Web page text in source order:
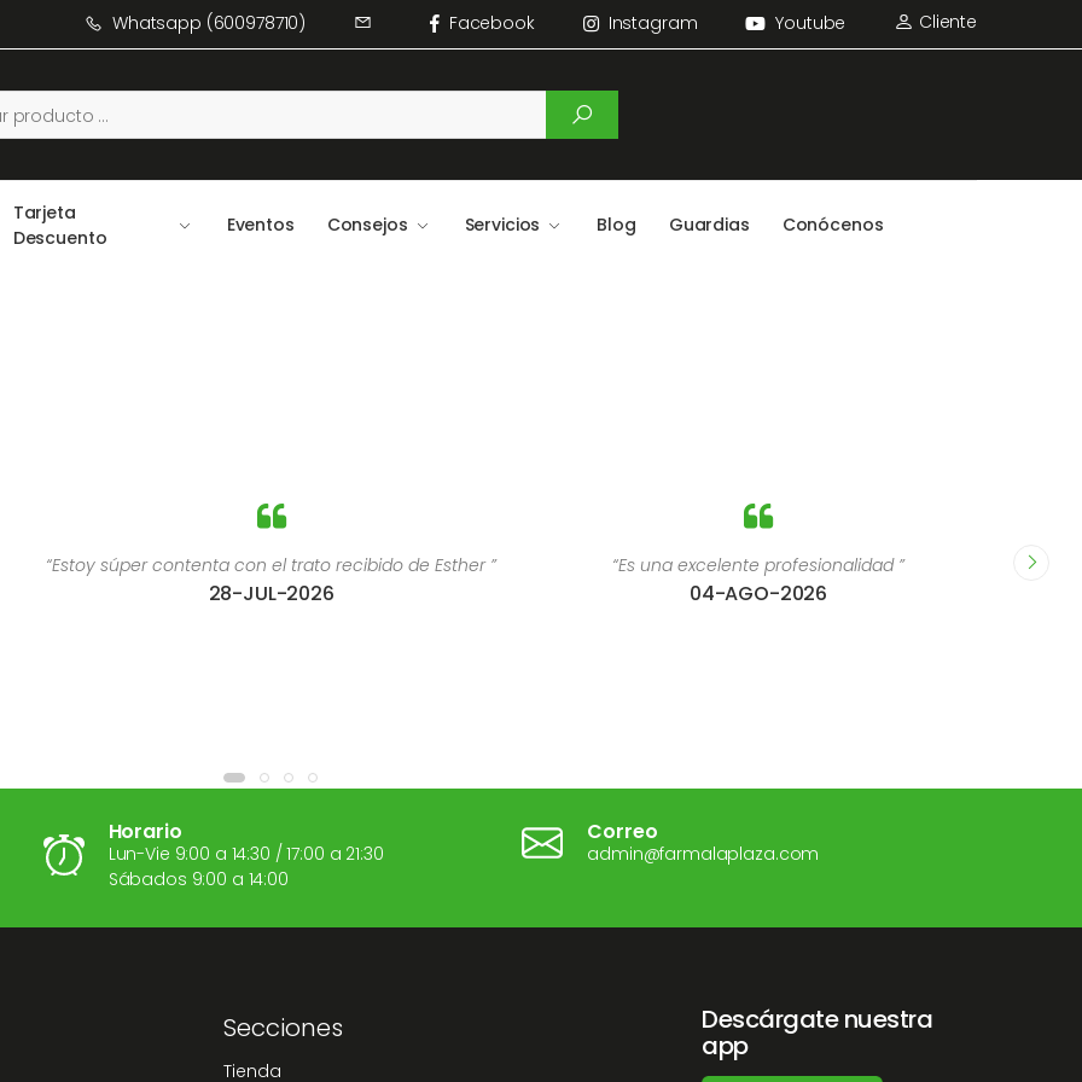
Whatsapp (600978710) Facebook Instagram Youtube Cliente
Tarjeta
Descuento
Eventos Consejos Servicios Blog Guardias Conócenos
de Esther ” “Es una excelente profesionalidad ”
“Me ha encantado el evento y la
nutricionista ( es un encanto ) me ha
Horario
Lun-Vie 9:00 a 14:30 / 17:00 a 21:30
Sábados 9:00 a 14:00
Correo
admin@farmalaplaza.com
Secciones
Tienda
Descárgate nuestra
app